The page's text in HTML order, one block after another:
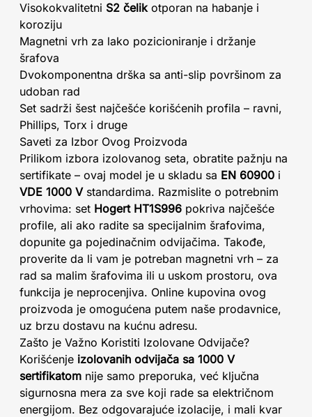
Visokokvalitetni S2 čelikotporan na habanje i
koroziju
Magnetni vrh za lako pozicioniranje i držanje
šrafova
Dvokomponentna drška sa anti-slip površinom za
udoban rad
Set sadrži šest najčešće korišćenih profila – ravni,
Phillips, Torx i druge
Saveti za Izbor Ovog Proizvoda
Prilikom izbora izolovanog seta, obratite pažnju na
sertifikate – ovaj model je u skladu sa EN 60900 i
VDE 1000 Vstandardima. Razmislite o potrebnim
vrhovima: set Hogert HT1S996 pokriva najčešće
profile, ali ako radite sa specijalnim šrafovima,
dopunite ga pojedinačnim odvijačima. Takođe,
proverite da li vam je potreban magnetni vrh – za
rad sa malim šrafovima ili u uskom prostoru, ova
funkcija je neprocenjiva. Online kupovina ovog
proizvoda je omogućena putem naše prodavnice,
uz brzu dostavu na kućnu adresu.
Zašto je Važno Koristiti Izolovane Odvijače?
Korišćenje izolovanih odvijača sa 1000 V
sertifikatom nije samo preporuka, već ključna
sigurnosna mera za sve koji rade sa električnom
energijom. Bez odgovarajuće izolacije, i mali kvar